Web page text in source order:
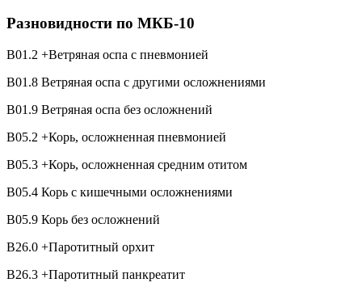
Разновидности по МКБ-10
В01.2 +Ветряная оспа с пневмонией
В01.8 Ветряная оспа с другими осложнениями
В01.9 Ветряная оспа без осложнений
В05.2 +Корь, осложненная пневмонией
В05.3 +Корь, осложненная средним отитом
В05.4 Корь с кишечными осложнениями
В05.9 Корь без осложнений
В26.0 +Паротитный орхит
В26.3 +Паротитный панкреатит